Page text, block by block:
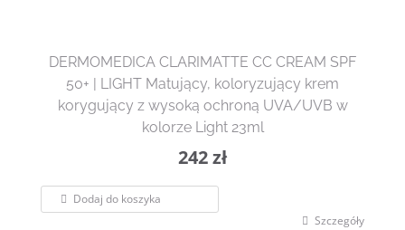
DERMOMEDICA CLARIMATTE CC CREAM SPF
50+ | LIGHT Matujący, koloryzujący krem
korygujący z wysoką ochroną UVA/UVB w
kolorze Light 23ml
242zł
Dodaj do koszyka
Szczegóły